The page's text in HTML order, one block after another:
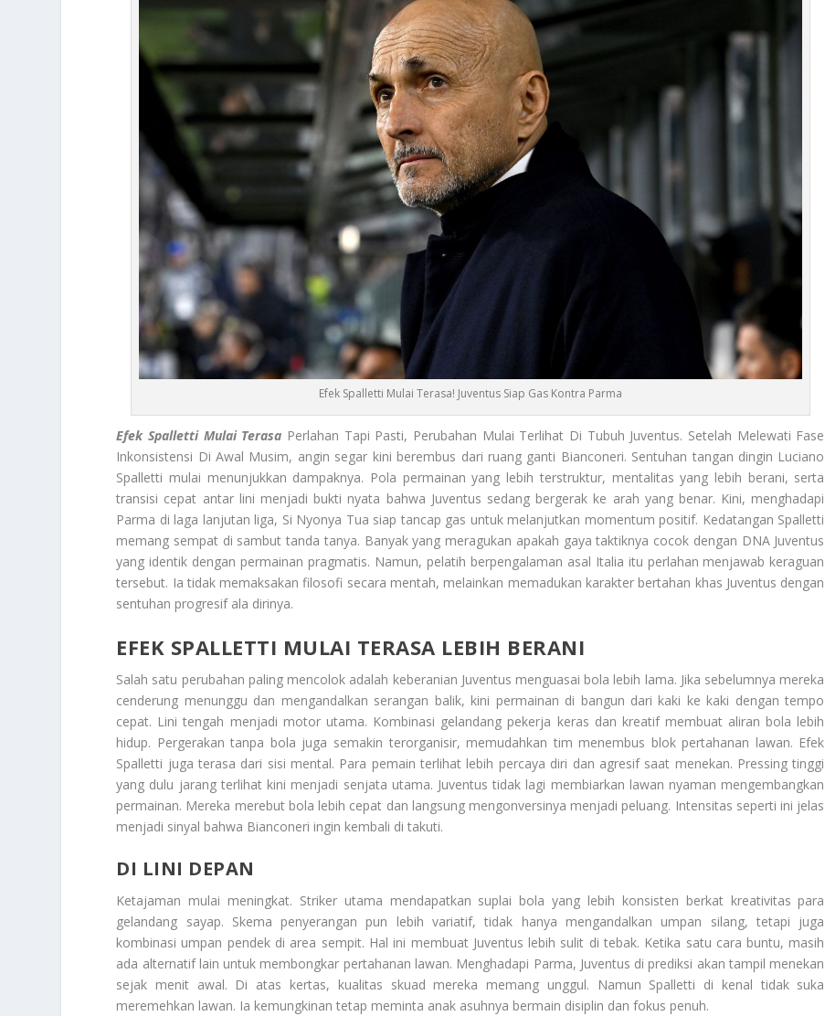
Efek Spalletti Mulai Terasa! Juventus Siap Gas Kontra Parma
Efek Spalletti Mulai Terasa Perlahan Tapi Pasti, Perubahan Mulai Terlihat Di Tubuh Juventus. Setelah Melewati Fase
Inkonsistensi Di Awal Musim, angin segar kini berembus dari ruang ganti Bianconeri. Sentuhan tangan dingin Luciano
Spalletti mulai menunjukkan dampaknya. Pola permainan yang lebih terstruktur, mentalitas yang lebih berani, serta
transisi cepat antar lini menjadi bukti nyata bahwa Juventus sedang bergerak ke arah yang benar. Kini, menghadapi
Parma di laga lanjutan liga, Si Nyonya Tua siap tancap gas untuk melanjutkan momentum positif. Kedatangan Spalletti
memang sempat di sambut tanda tanya. Banyak yang meragukan apakah gaya taktiknya cocok dengan DNA Juventus
yang identik dengan permainan pragmatis. Namun, pelatih berpengalaman asal Italia itu perlahan menjawab keraguan
tersebut. Ia tidak memaksakan filosofi secara mentah, melainkan memadukan karakter bertahan khas Juventus dengan
sentuhan progresif ala dirinya.
EFEK SPALLETTI MULAI TERASA LEBIH BERANI
Salah satu perubahan paling mencolok adalah keberanian Juventus menguasai bola lebih lama. Jika sebelumnya mereka
cenderung menunggu dan mengandalkan serangan balik, kini permainan di bangun dari kaki ke kaki dengan tempo
cepat. Lini tengah menjadi motor utama. Kombinasi gelandang pekerja keras dan kreatif membuat aliran bola lebih
hidup. Pergerakan tanpa bola juga semakin terorganisir, memudahkan tim menembus blok pertahanan lawan. Efek
Spalletti juga terasa dari sisi mental. Para pemain terlihat lebih percaya diri dan agresif saat menekan. Pressing tinggi
yang dulu jarang terlihat kini menjadi senjata utama. Juventus tidak lagi membiarkan lawan nyaman mengembangkan
permainan. Mereka merebut bola lebih cepat dan langsung mengonversinya menjadi peluang. Intensitas seperti ini jelas
menjadi sinyal bahwa Bianconeri ingin kembali di takuti.
DI LINI DEPAN
Ketajaman mulai meningkat. Striker utama mendapatkan suplai bola yang lebih konsisten berkat kreativitas para
gelandang sayap. Skema penyerangan pun lebih variatif, tidak hanya mengandalkan umpan silang, tetapi juga
kombinasi umpan pendek di area sempit. Hal ini membuat Juventus lebih sulit di tebak. Ketika satu cara buntu, masih
ada alternatif lain untuk membongkar pertahanan lawan. Menghadapi Parma, Juventus di prediksi akan tampil menekan
sejak menit awal. Di atas kertas, kualitas skuad mereka memang unggul. Namun Spalletti di kenal tidak suka
meremehkan lawan. Ia kemungkinan tetap meminta anak asuhnya bermain disiplin dan fokus penuh.